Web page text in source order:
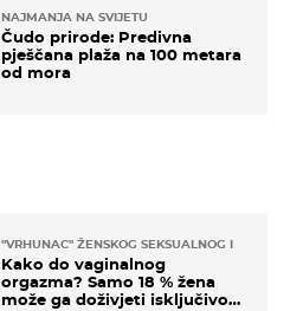
"VRHUNAC" ŽENSKOG SEKSUALNOG ISKUSTVA
Kako do vaginalnog
orgazma? Samo 18 % žena
može ga doživjeti isključivo
NAJMANJA NA SVIJETU
Čudo prirode: Predivna
pješčana plaža na 100 metara
od mora